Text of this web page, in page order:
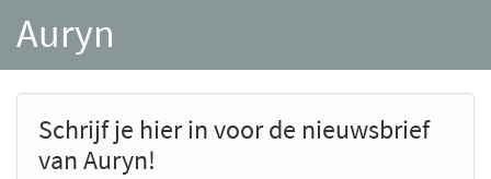
Auryn
Schrijf je hier in voor de nieuwsbrief
van Auryn!